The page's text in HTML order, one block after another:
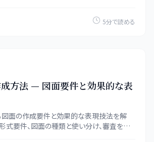
5分で読める
方法 — 図面要件と効果的な表
面の作成要件と効果的な表現技法を解
式要件、図面の種類と使い分け、審査を有